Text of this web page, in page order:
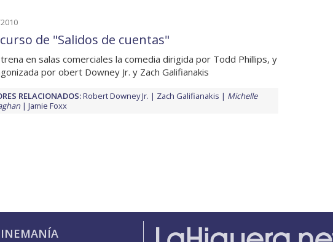
de "Salidos de cuentas"
en salas comerciales la comedia dirigida por Todd Phillips, y
por obert Downey Jr. y Zach Galifianakis
RELACIONADOS:Robert Downey Jr. Zach Galifianakis
Michelle
Jamie Foxx